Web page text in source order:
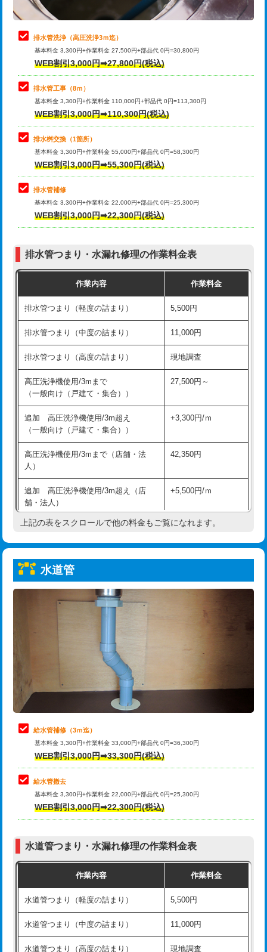
排水管工事（排水管工事/3ｍまで） 55,000円
排水管工事（追加 排水管工事/3ｍ超
え）
マス交換（土の掘削・埋め戻し作業）
マス交換（深さ50㎝未満）
マス交換（深さ50㎝以上）
コンクリート斫り（厚さ10㎝まで）
コンクリート斫り（厚さ10㎝超え）
モルタル補修（厚さ10㎝まで）
モルタル補修（厚さ10㎝超え）
追加人工 16,500円
現場見積
※給水管工事は20mmまでの価格です。
止水・漏水調査・防水処理・清掃・修
理・調整・分解・加工など（中作業）
22,000円
止水・漏水調査・防水処理・清掃・修
理・調整・分解・加工など（重作業）
33,000円
その他部品の脱着
交換・取付（タンク）
交換・取付(単水栓（壁付・デッキ
式）)
交換・取付(混合水栓（壁付・デッキ
式・ワンホール）)
16,500円+材料費
交換・取付(排水栓・排水トラップ
交換・取付（その他部品） 11,000円+材料費
持込商品取付（単水栓） 13,200円
持込商品取付（混合水栓） 16,500円
持込商品取付（浄水器・分岐水栓） 16,500円
給水管工事※（ホール加工) 16,500円
給水管工事※（バンド止め) 3,300円
給水管工事※（支持金具設置)
給水管工事※（保温材使用（バンド止
め込み）)
5,500円
給水管工事※（土の掘削・埋め戻し作
業)
11,000円
給水管工事※（塩ビ管（VP・HI）使
用/3ｍまで)
33,000円
給水管工事※（塩ビ管（VP・HI）使
+8,800円
給水管工事※（ライニング鋼管・銅
管・ポリ管・HT管使用/3ｍまで)
給水管工事※（ライニング鋼管・銅
管・ポリ管・HT管使用/3ｍ超え)
排水管工事（土の掘削・埋め戻し作
11,000円~
排水管工事（排水管工事/3ｍまで） 55,000円
排水管工事（追加 排水管工事/3ｍ超
マス交換（土の掘削・埋め戻し作業）
マス交換（深さ50㎝未満）
マス交換（深さ50㎝以上）
コンクリート斫り（厚さ10㎝まで）
モルタル補修（厚さ10㎝超え） 38,500円
洗面台設置 38,500円
化粧台設置 22,000円
排水管洗浄（高圧洗浄3ｍ迄）
基本料金 3,300円+作業料金 27,500円+部品代 0円=30,800円
WEB割引3,000円➡27,800円(税込)
排水管工事（8ｍ）
基本料金 3,300円+作業料金 110,000円+部品代 0円=113,300円
WEB割引3,000円➡110,300円(税込)
排水桝交換（1箇所）
基本料金 3,300円+作業料金 55,000円+部品代 0円=58,300円
WEB割引3,000円➡55,300円(税込)
排水管補修
基本料金 3,300円+作業料金 22,000円+部品代 0円=25,300円
WEB割引3,000円➡22,300円(税込)
排水管つまり・水漏れ修理の作業料金表
作業内容 作業料金
排水管つまり（軽度の詰まり） 5,500円
排水管つまり（中度の詰まり） 11,000円
排水管つまり（高度の詰まり） 現地調査
高圧洗浄機使用/3mまで
（一般向け（戸建て・集合））
27,500円～
追加 高圧洗浄機使用/3m超え
（一般向け（戸建て・集合））
+3,300円/ｍ
高圧洗浄機使用/3mまで（店舗・法
人）
42,350円
追加 高圧洗浄機使用/3m超え（店
舗・法人）
+5,500円/ｍ
高度高圧洗浄換 現地調査
トーラー機使用/3mまで
追加トーラー機使用/3m超え
33,000円
8,800円
止水・漏水調査・防水処理・清掃・修
理・調整・分解・加工など（軽作業）
11,000円
止水・漏水調査・防水処理・清掃・修
理・調整・分解・加工など（中作業）
止水・漏水調査・防水処理・清掃・修
理・調整・分解・加工など（重作業）
33,000円
その他部品の脱着
交換・取付（タンク）
式）)
式・ワンホール）)
交換・取付(排水栓・排水トラップ
22,000円+材料費
上記の表をスクロールで他の料金もご覧になれます。
水道管
給水管補修（3ｍ迄）
基本料金 3,300円+作業料金 33,000円+部品代 0円=36,300円
WEB割引3,000円➡33,300円(税込)
給水管撤去
基本料金 3,300円+作業料金 22,000円+部品代 0円=25,300円
WEB割引3,000円➡22,300円(税込)
水道管つまり・水漏れ修理の作業料金表
作業内容 作業料金
水道管つまり（軽度の詰まり） 5,500円
水道管つまり（中度の詰まり） 11,000円
水道管つまり（高度の詰まり） 現地調査